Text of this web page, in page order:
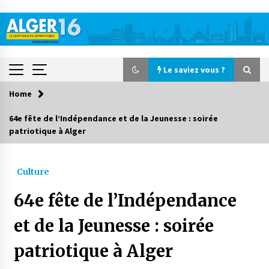
content
Le saviez vous ?
Le saviez vous ?
Accidents de la circulation : 11 décès et 243
blessés en 24 heures
Début des camps d’été pour un deuxième
groupe d’enfants autistes
Home
64e fête de l’Indépendance et de la Jeunesse : soirée
patriotique à Alger
Culture
64e fête de l’Indépendance
et de la Jeunesse : soirée
patriotique à Alger